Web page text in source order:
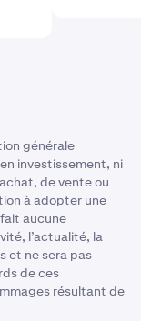
générale
investissement, ni
de vente ou
à adopter une
aucune
l’actualité, la
et ne sera pas
de ces
résultant de